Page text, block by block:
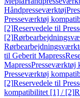
Håndpresseværktøj
Presseværktøj
[2]Reservedele til
[2]
til Geberit Mapress
MapressPresseværktøj
Presseværktøj
[2]Reservedele til
kompatibilitet [1] / [2]